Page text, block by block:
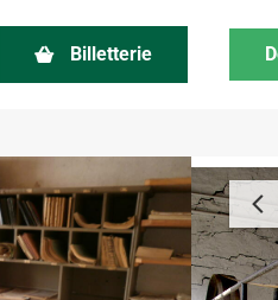
Billetterie